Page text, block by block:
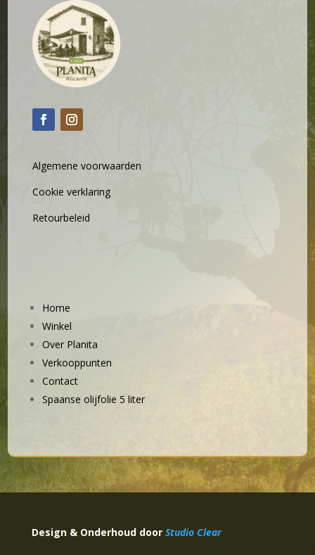
Algemene voorwaarden
Cookie verklaring
Retourbeleid
Home
Winkel
Over Planita
Verkooppunten
Contact
Spaanse olijfolie 5 liter
Design & Onderhoud door Studio Clear